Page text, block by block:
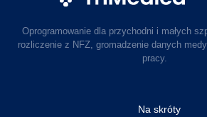
Oprogramowanie dla przychodni i małych
rozliczenie z NFZ, gromadzenie danych
pracy.
Na skróty